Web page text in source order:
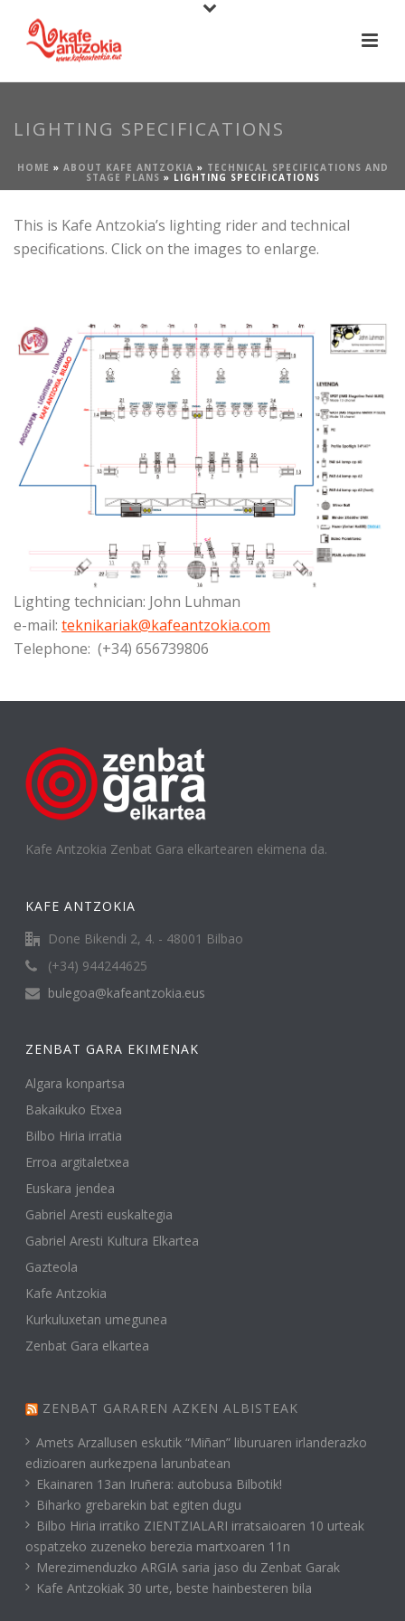
LIGHTING SPECIFICATIONS
HOME » ABOUT KAFE ANTZOKIA » TECHNICAL SPECIFICATIONS AND
STAGE PLANS » LIGHTING SPECIFICATIONS
This is Kafe Antzokia’s lighting rider and technical
specifications. Click on the images to enlarge.
Lighting technician: John Luhman
e-mail: teknikariak@kafeantzokia.com
Telephone: (+34) 656739806
Kafe Antzokia Zenbat Gara elkartearen ekimena da.
KAFE ANTZOKIA
Done Bikendi 2, 4. - 48001 Bilbao
(+34) 944244625
bulegoa@kafeantzokia.eus
ZENBAT GARA EKIMENAK
Algara konpartsa
Bakaikuko Etxea
Bilbo Hiria irratia
Erroa argitaletxea
Euskara jendea
Gabriel Aresti euskaltegia
Gabriel Aresti Kultura Elkartea
Gazteola
Kafe Antzokia
Kurkuluxetan umegunea
Zenbat Gara elkartea
ZENBAT GARAREN AZKEN ALBISTEAK
Amets Arzallusen eskutik “Miñan” liburuaren irlanderazko
edizioaren aurkezpena larunbatean
Ekainaren 13an Iruñera: autobusa Bilbotik!
Biharko grebarekin bat egiten dugu
Bilbo Hiria irratiko ZIENTZIALARI irratsaioaren 10 urteak
ospatzeko zuzeneko berezia martxoaren 11n
Merezimenduzko ARGIA saria jaso du Zenbat Garak
Kafe Antzokiak 30 urte, beste hainbesteren bila